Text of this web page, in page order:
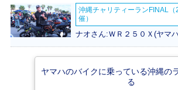
2017年 NMAX AB
S・マイナーチェン
2016年 NMAX・新
登場
沖縄チャリティーランFINAL
催）
ナオさん:ＷＲ２５０Ｘ(ヤマ
ヤマハのバイクに乗っている沖縄の
る